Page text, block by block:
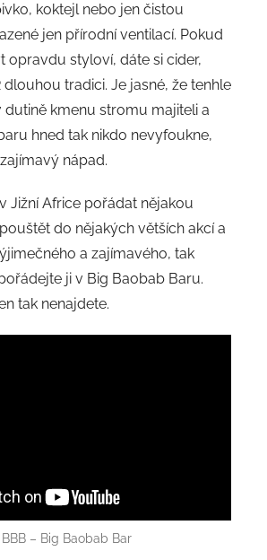
koktejl nebo jen čistou
jen přírodní ventilací. Pokud
opravdu styloví, dáte si cider,
dlouhou tradici. Je jasné, že tenhle
dutině kmenu stromu majiteli a
hned tak nikdo nevyfoukne,
nápad.
Jižní Africe pořádat nějakou
do nějakých větších akcí a
a zajímavého, tak
ji v Big Baobab Baru.
tak nenajdete.
BBB – Big Baobab Bar